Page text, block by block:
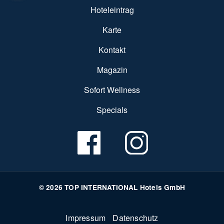
Hoteleintrag
Karte
Kontakt
Magazin
Sofort Wellness
Specials
© 2026 TOP INTERNATIONAL Hotels GmbH
FußzeileImpressum Datenschutz